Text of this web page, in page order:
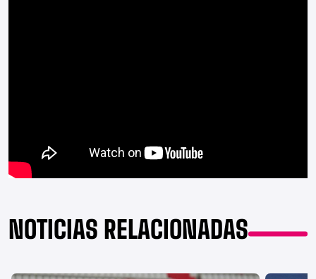
NOTICIAS RELACIONADAS